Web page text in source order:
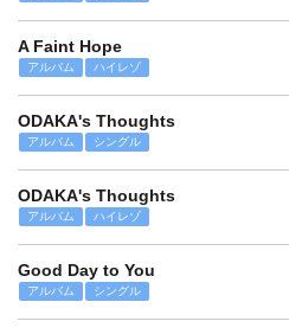
A Faint Hope
アルバム ハイレゾ
ODAKA's Thoughts
アルバム シングル
ODAKA's Thoughts
アルバム ハイレゾ
Good Day to You
アルバム シングル